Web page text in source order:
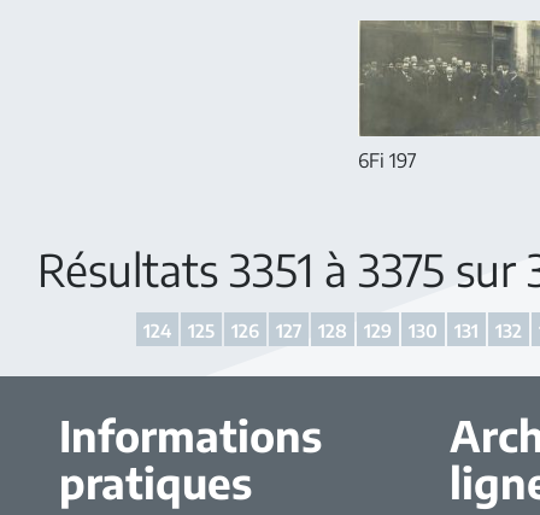
6Fi 197
Résultats 3351 à 3375
124 125 126 127 128 129 130 131 132
Informations
pratiques